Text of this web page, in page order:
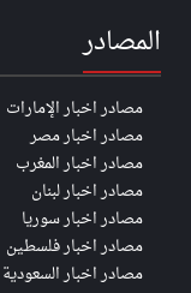
المصادر
مصادر اخبار الإمارات
مصادر اخبار مصر
مصادر اخبار المغرب
مصادر اخبار لبنان
مصادر اخبار سوريا
مصادر اخبار فلسطين
مصادر اخبار السعودية